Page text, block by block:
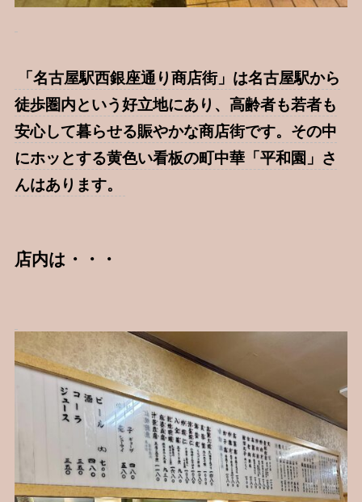
「名古屋駅西銀座通り商店街」は名古屋駅から
徒歩圏内という好立地にあり、高齢者も若者も
安心して暮らせる賑やかな商店街です。その中
にホッとする黄色い看板の町中華「平和園」さ
んはあります。
店内は・・・